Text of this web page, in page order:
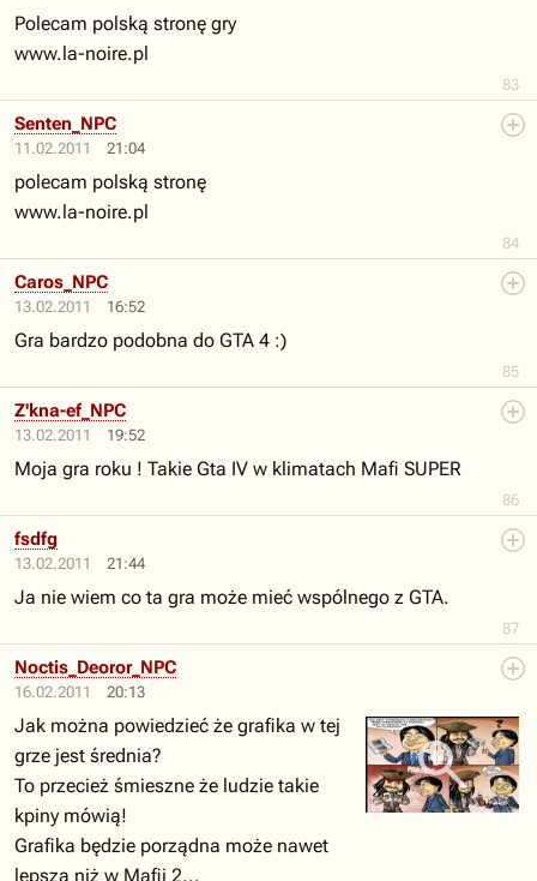
83
Polecam polską stronę gry
www.la-noire.pl
11.02.2011 21:04
84
Senten_NPC
polecam polską stronę
www.la-noire.pl
13.02.2011 16:52
85
Caros_NPC
Gra bardzo podobna do GTA 4 :)
13.02.2011 19:52
86
Z'kna-ef_NPC
Moja gra roku ! Takie Gta IV w klimatach Mafi SUPER
13.02.2011 21:44
87
fsdfg
Ja nie wiem co ta gra może mieć wspólnego z GTA.
16.02.2011 20:13
Noctis_Deoror_NPC
Jak można powiedzieć że grafika w tej
grze jest średnia?
To przecież śmieszne że ludzie takie
kpiny mówią!
Grafika będzie porządna może nawet
lepsza niż w Mafii 2...